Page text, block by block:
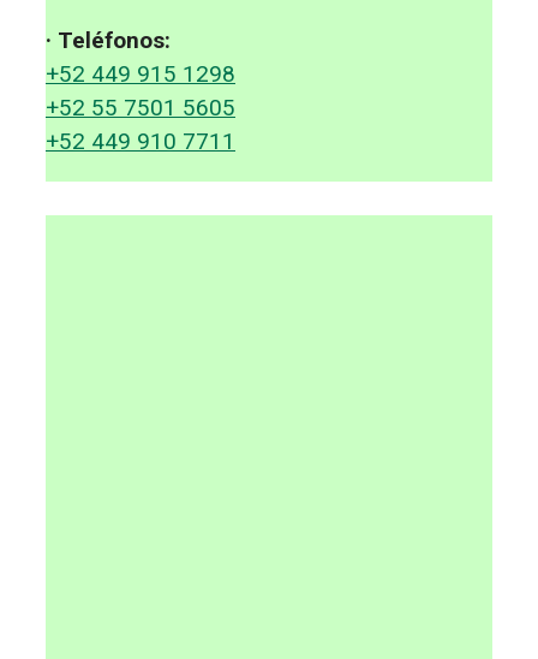
· Teléfonos:
+52 449 915 1298
+52 55 7501 5605
+52 449 910 7711